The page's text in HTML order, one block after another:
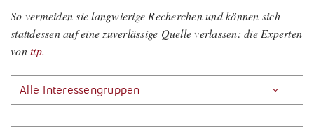
So vermeiden sie langwierige Recherchen und können sich
stattdessen auf eine zuverlässige Quelle verlassen: die Experten
vonttp.
Alle Interessengruppen
Sozial- und Gesundheitswesen
Start-Up-Betreuung / ttpreneur
Steuerstrafrecht
Tax Compliance / Verfahrensdokumentation